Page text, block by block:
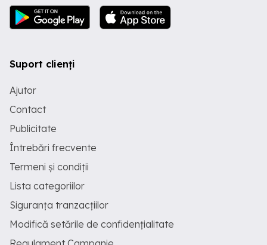
Suport clienți
Ajutor
Contact
Publicitate
Întrebări frecvente
Termeni și condiții
Lista categoriilor
Siguranța tranzacțiilor
Modifică setările de confidențialitate